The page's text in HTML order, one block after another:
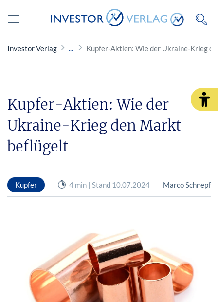
Investor Verlag Kupfer-Aktien: Wie der Ukraine-Krieg
Kupfer-Aktien: Wie der
Ukraine-Krieg den Markt
beflügelt
Kupfer 4 min | Stand 10.07.2024 Marco Schnepf